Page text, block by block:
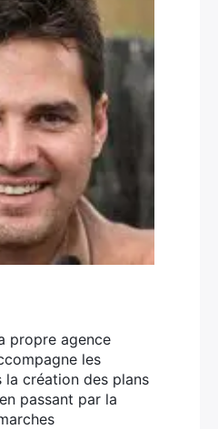
propre agence
les
création des plans
passant par la